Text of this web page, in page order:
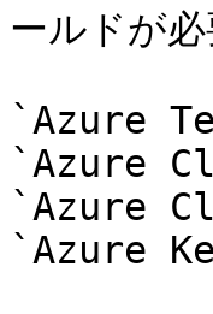
ールドが必
`Azure
`Azure
`Azure
`Azure